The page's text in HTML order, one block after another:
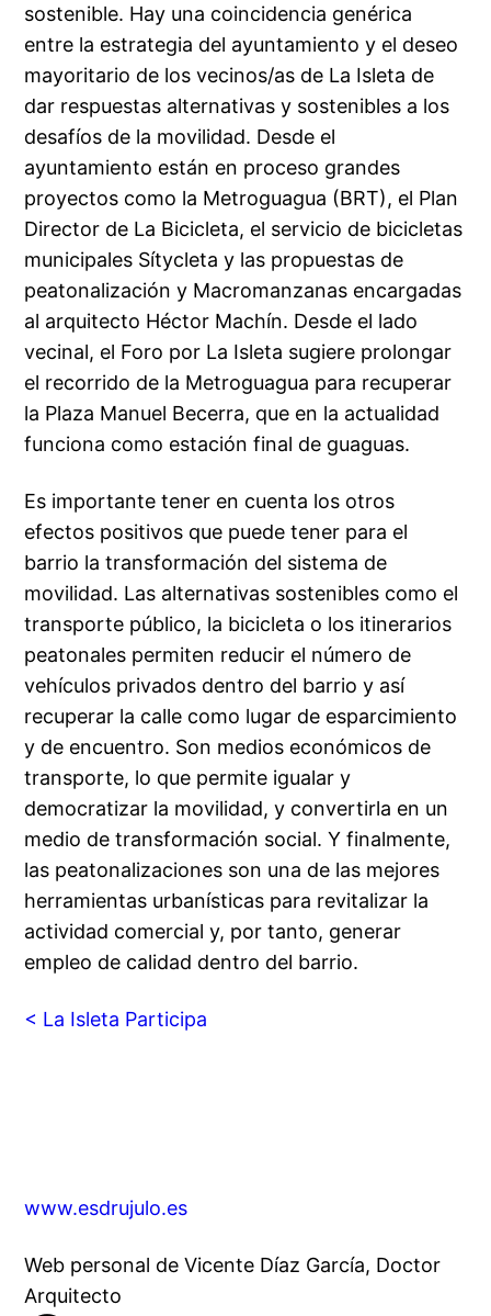
sostenible. Hay una coincidencia genérica
entre la estrategia del ayuntamiento y el deseo
mayoritario de los vecinos/as de La Isleta de
dar respuestas alternativas y sostenibles a los
desafíos de la movilidad. Desde el
ayuntamiento están en proceso grandes
proyectos como la Metroguagua (BRT), el Plan
Director de La Bicicleta, el servicio de bicicletas
municipales Sítycleta y las propuestas de
peatonalización y Macromanzanas encargadas
al arquitecto Héctor Machín. Desde el lado
vecinal, el Foro por La Isleta sugiere prolongar
el recorrido de la Metroguagua para recuperar
la Plaza Manuel Becerra, que en la actualidad
funciona como estación final de guaguas.
Es importante tener en cuenta los otros
efectos positivos que puede tener para el
barrio la transformación del sistema de
movilidad. Las alternativas sostenibles como el
transporte público, la bicicleta o los itinerarios
peatonales permiten reducir el número de
vehículos privados dentro del barrio y así
recuperar la calle como lugar de esparcimiento
y de encuentro. Son medios económicos de
transporte, lo que permite igualar y
democratizar la movilidad, y convertirla en un
medio de transformación social. Y finalmente,
las peatonalizaciones son una de las mejores
herramientas urbanísticas para revitalizar la
actividad comercial y, por tanto, generar
empleo de calidad dentro del barrio.
< La Isleta Participa
www.esdrujulo.es
Web personal de Vicente Díaz García, Doctor
Arquitecto